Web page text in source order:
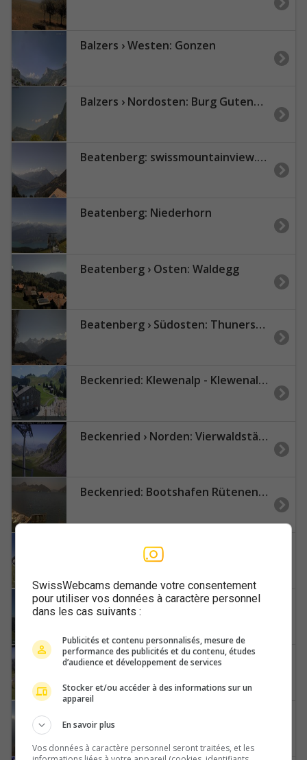
Balzers › Westen: Gonzen
Balzers › Nordosten: Burg Gutenberg
Beatenberg: swissmountainview.ch - Thunersee - Niesen
Beatenberg: Niederhorn
Beatenberg › Osten: Waldegg
Beatenberg › Südosten: Thunersee - Eiger - Mönch
Beckenried: Klewenalp - Klewenalp-Bergstation, Blick Richtung Skigebiet Klewenalp & links Berggasthaus KlewenStube
Beckenried › Norden: Vierwaldstättersee
Beckenried: Bootshafen Rütenen in
Beckenried › Nordwesten
Beckenried: Klewenalp - Ergglen
Beckenried › Nordwesten: Restaurant Natur Klewenalp Ausflugs-Ski- Pistenhotel Klewenstock it`s Magic - Ski und Wanderparadies Klewenalp - Klewenalp - Winter- & Sommergebiet Klewenalp-Stockhütte
SwissWebcams demande votre consentement
pour utiliser vos données à caractère personnel
dans les cas suivants :
Publicités et contenu personnalisés, mesure de
performance des publicités et du contenu, études
d’audience et développement de services
Stocker et/ou accéder à des informations sur un
appareil
En savoir plus
Vos données à caractère personnel seront traitées, et les